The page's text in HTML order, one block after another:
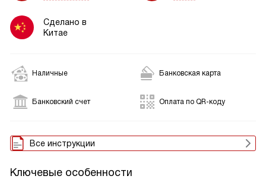
Сделано в
Китае
Наличные Банковская карта
Банковский счет Оплата по QR-коду
Все инструкции
Ключевые особенности